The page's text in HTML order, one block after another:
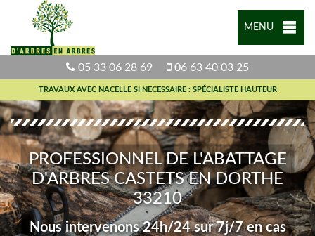
MENU
05 33 06 28 69 06 63 40 03 25
TRAVAUX AVEC NACELLE SI NECESSAIRE : SPÉCIALISTE HAUTEUR
PROFESSIONNEL DE L'ABATTAGE
D'ARBRES CASTETS EN DORTHE
33210
Nous intervenons 24h/24 sur 7j/7 en cas